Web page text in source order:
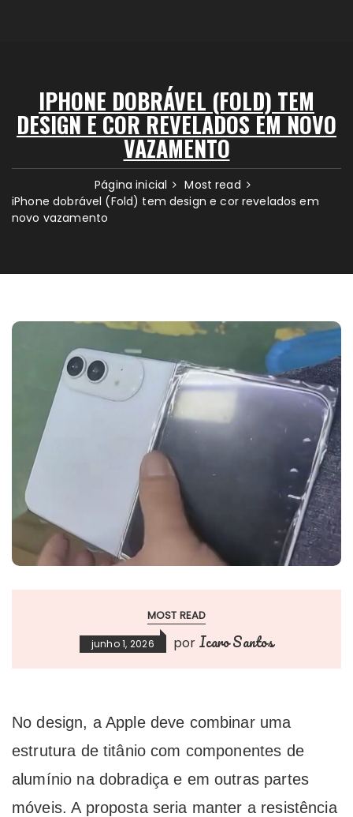
IPHONE DOBRÁVEL (FOLD) TEM
DESIGN E COR REVELADOS EM NOVO
VAZAMENTO
Página inicial
Most read
iPhone dobrável (Fold) tem design e cor revelados em
novo vazamento
MOST READ
junho 1, 2026 por Icaro Santos
No design, a Apple deve combinar uma
estrutura de titânio com componentes de
alumínio na dobradiça e em outras partes
móveis. A proposta seria manter a resistência